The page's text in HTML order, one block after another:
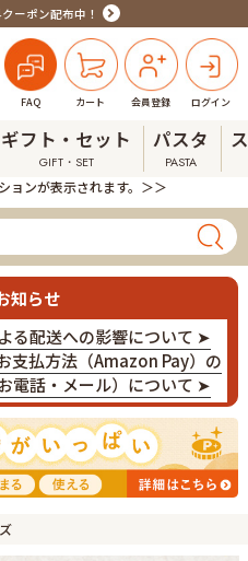
ーポン配布中！
FAQ カート 会員登録 ログイン
ギフト・セット
GIFT・SET
パスタ
PASTA
ョンが表示されます。＞＞
知らせ
る配送への影響について ➤
支払方法（Amazon Pay）の
電話・メール）について ➤